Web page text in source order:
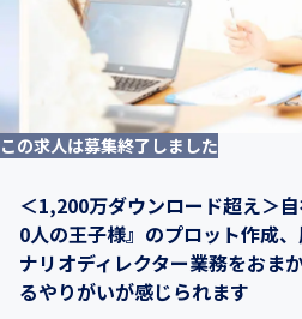
この求人は募集終了しました
＜1,200万ダウンロード超え＞
0人の王子様』のプロット作成
ナリオディレクター業務をおま
るやりがいが感じられます